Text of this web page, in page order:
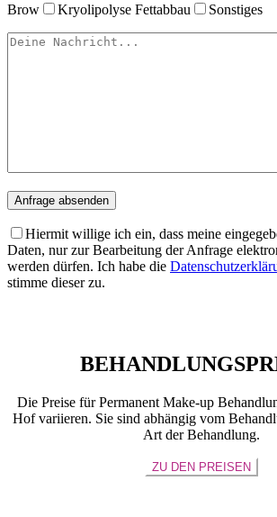
Brow
Kryolipolyse Fettabbau Sonstiges
Hiermit willige ich ein, dass meine
Daten, nur zur Bearbeitung der Anfrage
werden dürfen. Ich habe die
stimme dieser zu.
Die Preise für Permanent Make-up
Hof variieren. Sie sind abhängig vom
Art der Behandlung.
ZU DEN PREISEN